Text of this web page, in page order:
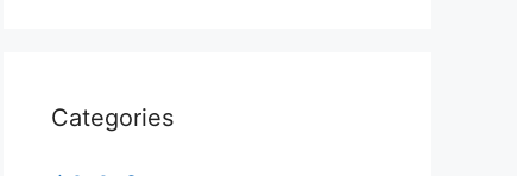
Categories